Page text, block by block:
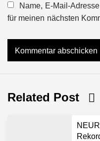
Name, E-Mail-
für meinen nächsten
Related Post